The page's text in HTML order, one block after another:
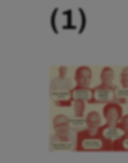
(1)